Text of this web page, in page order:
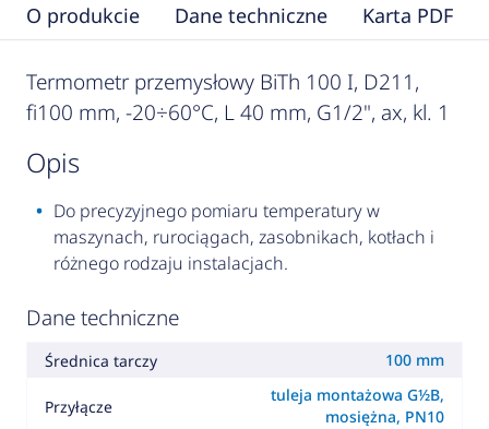
O produkcie Dane techniczne Karta PDF
Termometr przemysłowy BiTh 100 I, D211,
fi100 mm, -20÷60°C, L 40 mm, G1/2", ax, kl. 1
opis
Do precyzyjnego pomiaru temperatury w
maszynach, rurociągach, zasobnikach, kotłach i
różnego rodzaju instalacjach.
Dane techniczne
Średnica tarczy 100 mm
Przyłącze
tuleja montażowa G½B,
mosiężna, PN10